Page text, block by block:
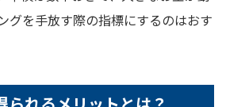
グを手放す際の指標にするのはおす